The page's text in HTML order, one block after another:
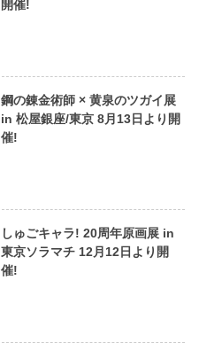
開催!
鋼の錬金術師 × 黄泉のツガイ展
in 松屋銀座/東京 8月13日より開
催!
しゅごキャラ! 20周年原画展 in
東京ソラマチ 12月12日より開
催!